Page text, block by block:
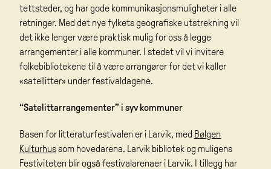
tettsteder, og har gode kommunikasjonsmuligheter i alle
retninger. Med det nye fylkets geografiske utstrekning vil
det ikke lenger være praktisk mulig for oss å legge
arrangementer i alle kommuner. I stedet vil vi invitere
folkebibliotekene til å være arrangører for det vi kaller
«satellitter» under festivaldagene.
“Satelittarrangementer” i syv kommuner
Basen for litteraturfestivalen er i Larvik, med Bølgen
Kulturhussom hovedarena. Larvik bibliotek og muligens
Festiviteten blir også festivalarenaer i Larvik. I tillegg har